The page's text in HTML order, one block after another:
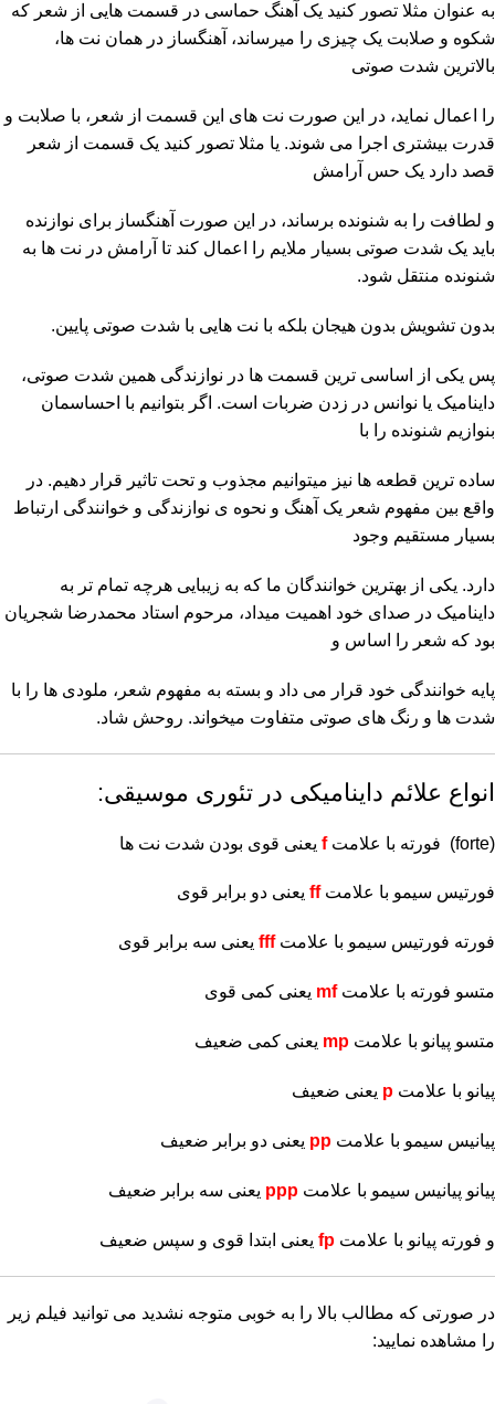
به عنوان مثلا تصور کنید یک آهنگ حماسی در قسمت هایی از شعر که
شکوه و صلابت یک چیزی را میرساند، آهنگساز در همان نت ها،
بالاترین شدت صوتی
را اعمال نماید، در این صورت نت های این قسمت از شعر، با صلابت و
قدرت بیشتری اجرا می شوند. یا مثلا تصور کنید یک قسمت از شعر
قصد دارد یک حس آرامش
و لطافت را به شنونده برساند، در این صورت آهنگساز برای نوازنده
باید یک شدت صوتی بسیار ملایم را اعمال کند تا آرامش در نت ها به
شنونده منتقل شود.
بدون تشویش بدون هیجان بلکه با نت هایی با شدت صوتی پایین.
پس یکی از اساسی ترین قسمت ها در نوازندگی همین شدت صوتی،
داینامیک یا نوانس در زدن ضربات است. اگر بتوانیم با احساسمان
بنوازیم شنونده را با
ساده ترین قطعه ها نیز میتوانیم مجذوب و تحت تاثیر قرار دهیم. در
واقع بین مفهوم شعر یک آهنگ و نحوه ی نوازندگی و خوانندگی ارتباط
بسیار مستقیم وجود
دارد. یکی از بهترین خوانندگان ما که به زیبایی هرچه تمام تر به
داینامیک در صدای خود اهمیت میداد، مرحوم استاد محمدرضا شجریان
بود که شعر را اساس و
پایه خوانندگی خود قرار می داد و بسته به مفهوم شعر، ملودی ها را با
شدت ها و رنگ های صوتی متفاوت میخواند. روحش شاد.
انواع علائم داینامیکی در تئوری موسیقی:
(forte) فورته با علامت f یعنی قوی بودن شدت نت ها
فورتیس سیمو با علامتff یعنی دو برابر قوی
فورته فورتیس سیمو با علامت fff یعنی سه برابر قوی
متسو فورته با علامتmf یعنی کمی قوی
متسو پیانو با علامت mp یعنی کمی ضعیف
پیانو با علامت p یعنی ضعیف
پیانیس سیمو با علامت pp یعنی دو برابر ضعیف
پیانو پیانیس سیمو با علامت ppp یعنی سه برابر ضعیف
و فورته پیانو با علامت fp یعنی ابتدا قوی و سپس ضعیف
در صورتی که مطالب بالا را به خوبی متوجه نشدید می توانید فیلم زیر
را مشاهده نمایید: